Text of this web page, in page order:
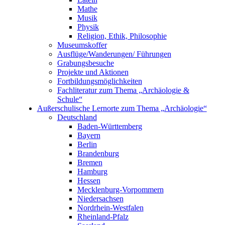
Mathe
Musik
Physik
Religion, Ethik, Philosophie
Museumskoffer
Ausflüge/Wanderungen/ Führungen
Grabungsbesuche
Projekte und Aktionen
Fortbildungsmöglichkeiten
Fachliteratur zum Thema „Archäologie &
Schule“
Außerschulische Lernorte zum Thema „Archäologie“
Deutschland
Baden-Württemberg
Bayern
Berlin
Brandenburg
Bremen
Hamburg
Hessen
Mecklenburg-Vorpommern
Niedersachsen
Nordrhein-Westfalen
Rheinland-Pfalz